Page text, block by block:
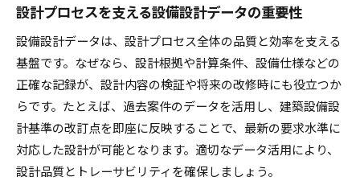
設備設計データとCAD連携で設計手順を最適化
省エネルギー設計をCADで行う実践的な方法
CADデータ管理で設備設計の作業効率を向上
設備設計に必要なCADスキル習得のポイント
設計データを通じた省エネ設備の実現法
設備設計データ活用で省エネ設備を実現するノ
ウハウ
設計プロセスを支える設備設計データの重要性
設備設計データは、設計プロセス全体の品質と効率を支える
基盤です。なぜなら、設計根拠や計算条件、設備仕様などの
正確な記録が、設計内容の検証や将来の改修時にも役立つか
らです。たとえば、過去案件のデータを活用し、建築設備設
計基準の改訂点を即座に反映することで、最新の要求水準に
対応した設計が可能となります。適切なデータ活用により、
設計品質とトレーサビリティを確保しましょう。